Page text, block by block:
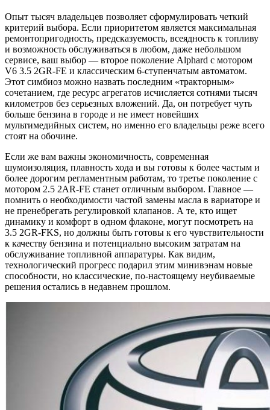
Опыт тысяч владельцев позволяет сформулировать четкий
критерий выбора. Если приоритетом является максимальная
ремонтопригодность, предсказуемость, всеядность к топливу
и возможность обслуживаться в любом, даже небольшом
сервисе, ваш выбор — второе поколение Alphard с мотором
V6 3.5 2GR-FE и классическим 6-ступенчатым автоматом.
Этот симбиоз можно назвать последним «тракторным»
сочетанием, где ресурс агрегатов исчисляется сотнями тысяч
километров без серьезных вложений. Да, он потребует чуть
больше бензина в городе и не имеет новейших
мультимедийных систем, но именно его владельцы реже всего
стоят на обочине.
Если же вам важны экономичность, современная
шумоизоляция, плавность хода и вы готовы к более частым и
более дорогим регламентным работам, то третье поколение с
мотором 2.5 2AR-FE станет отличным выбором. Главное —
помнить о необходимости частой замены масла в вариаторе и
не пренебрегать регулировкой клапанов. А те, кто ищет
динамику и комфорт в одном флаконе, могут посмотреть на
3.5 2GR-FKS, но должны быть готовы к его чувствительности
к качеству бензина и потенциально высоким затратам на
обслуживание топливной аппаратуры. Как видим,
технологический прогресс подарил этим минивэнам новые
способности, но классические, по-настоящему неубиваемые
решения остались в недавнем прошлом.